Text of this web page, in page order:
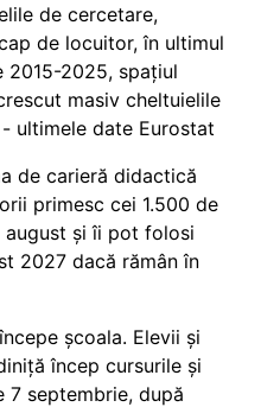
de cercetare,
de locuitor, în ultimul
2015-2025, spațiul
masiv cheltuielile
ultimele date Eurostat
de carieră didactică
primesc cei 1.500 de
august și îi pot folosi
2027 dacă rămân în
școala. Elevii și
încep cursurile și
7 septembrie, după